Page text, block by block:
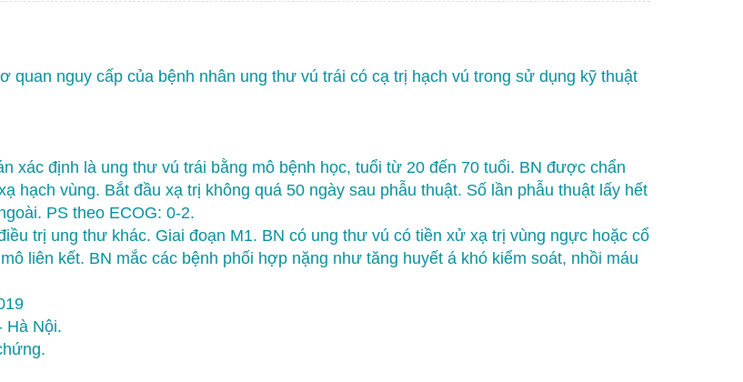
quan nguy cấp của bệnh nhân ung thư vú trái có cạ trị hạch vú trong sử dụng kỹ thuật
xác định là ung thư vú trái bằng mô bệnh học, tuổi từ 20 đến 70 tuổi. BN được chẩn
hạch vùng. Bắt đầu xạ trị không quá 50 ngày sau phẫu thuật. Số lần phẫu thuật lấy hết
PS theo ECOG: 0-2.
trị ung thư khác. Giai đoạn M1. BN có ung thư vú có tiền xử xạ trị vùng ngực hoặc cổ
liên kết. BN mắc các bệnh phối hợp nặng như tăng huyết á khó kiểm soát, nhồi máu
Hà Nội.